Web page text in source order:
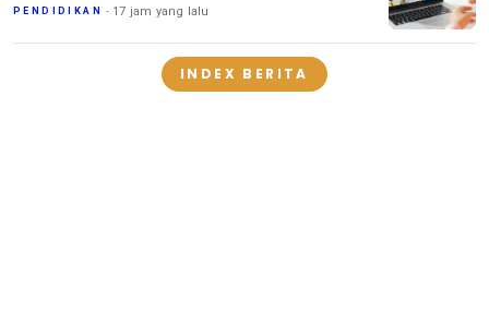
PENDIDIKAN 17 jam yang lalu
INDEX BERITA